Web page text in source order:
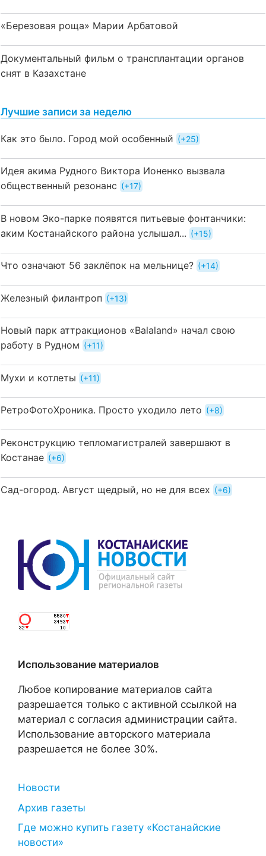
«Березовая роща» Марии Арбатовой
Документальный фильм о трансплантации органов
снят в Казахстане
Лучшие записи за неделю
Как это было. Город мой особенный +25
Идея акима Рудного Виктора Ионенко вызвала
общественный резонанс
+17
В новом Эко-парке появятся питьевые фонтанчики:
аким Костанайского района услышал...
+15
Что означают 56 заклёпок на мельнице? +14
Железный филантроп +13
Новый парк аттракционов «Balaland» начал свою
работу в Рудном
+11
Мухи и котлеты +11
РетроФотоХроника. Просто уходило лето +8
Реконструкцию тепломагистралей завершают в
Костанае
+6
Сад-огород. Август щедрый, но не для всех +6
Использование материалов
Любое копирование материалов сайта
разрешается только с активной ссылкой на
материал с согласия администрации сайта.
Использование авторского материала
разрешается не более 30%.
Новости
Архив газеты
Где можно купить газету «Костанайские
новости»